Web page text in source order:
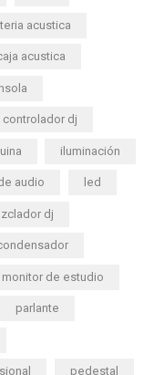
acustica
acustica
controlador dj
iluminación
audio led
dj
monitor de estudio
parlante
pedestal